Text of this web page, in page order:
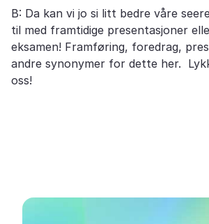
B: Da kan vi jo si litt bedre våre
til med framtidige presentasjoner
eksamen! Framføring, foredrag,
andre synonymer for dette her.
oss!